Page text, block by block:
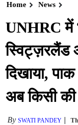
Home News
UNHRC में
स्विट्ज़रलैंड
दिखाया,
अब किसी
BySWATI PANDEY